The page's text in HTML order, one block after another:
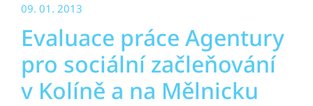
09. 01. 2013
Evaluace práce Agentury
pro sociální začleňování
v Kolíně a na Mělnicku